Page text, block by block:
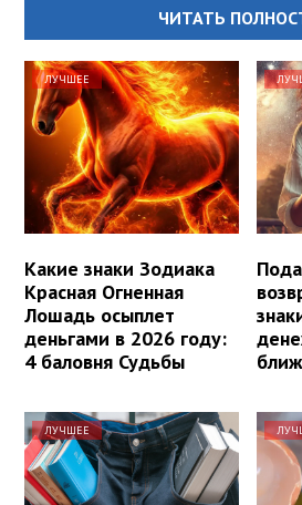
ЧИТАТЬ
ЛУЧШЕЕ
Какие знаки Зодиака
Красная Огненная
Лошадь осыплет
деньгами в 2026 году:
4 баловня Судьбы
ЛУЧШЕЕ